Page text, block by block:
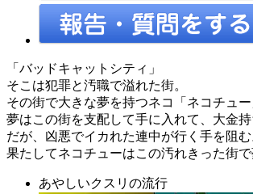
「バッドキャットシティ」
そこは犯罪と汚職で溢れた街。
その街で大きな夢を持つネコ「ネコチュー
夢はこの街を支配して手に入れて、大金持
だが、凶悪でイカれた連中が行く手を阻む
果たしてネコチューはこの汚れきった街
あやしいクスリの流行